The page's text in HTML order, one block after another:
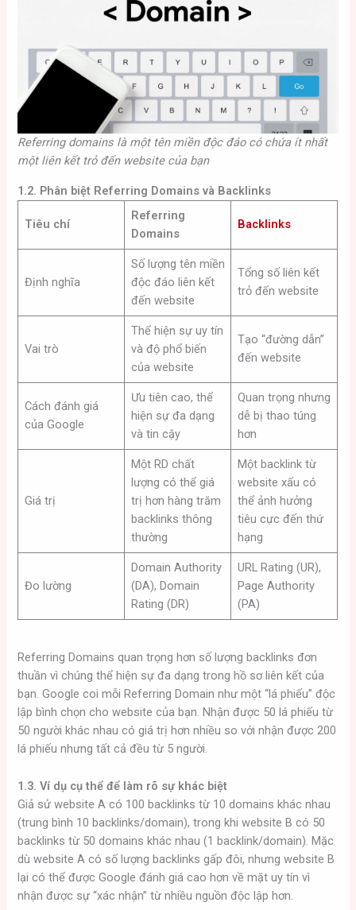
Referring domains là một tên miền độc đáo có chứa ít nhất
một liên kết trỏ đến website của bạn
1.2. Phân biệt Referring Domains và Backlinks
Tiêu chí
Referring
Domains
Backlinks
Định nghĩa
Số lượng tên miền
độc đáo liên kết
đến website
Tổng số liên kết
trỏ đến website
Vai trò
Thể hiện sự uy tín
và độ phổ biến
của website
Tạo “đường dẫn”
đến website
Cách đánh giá
của Google
Ưu tiên cao, thể
hiện sự đa dạng
và tin cậy
Quan trọng nhưng
dễ bị thao túng
hơn
Giá trị
Một RD chất
lượng có thể giá
trị hơn hàng trăm
backlinks thông
thường
Một backlink từ
website xấu có
thể ảnh hưởng
tiêu cực đến thứ
hạng
Đo lường
Domain Authority
(DA), Domain
Rating (DR)
URL Rating (UR),
Page Authority
(PA)
Referring Domains quan trọng hơn số lượng backlinks đơn
thuần vì chúng thể hiện sự đa dạng trong hồ sơ liên kết của
bạn. Google coi mỗi Referring Domain như một “lá phiếu” độc
lập bình chọn cho website của bạn. Nhận được 50 lá phiếu từ
50 người khác nhau có giá trị hơn nhiều so với nhận được 200
lá phiếu nhưng tất cả đều từ 5 người.
1.3. Ví dụ cụ thể để làm rõ sự khác biệt
Giả sử website A có 100 backlinks từ 10 domains khác nhau
(trung bình 10 backlinks/domain), trong khi website B có 50
backlinks từ 50 domains khác nhau (1 backlink/domain). Mặc
dù website A có số lượng backlinks gấp đôi, nhưng website B
lại có thể được Google đánh giá cao hơn về mặt uy tín vì
nhận được sự “xác nhận” từ nhiều nguồn độc lập hơn.